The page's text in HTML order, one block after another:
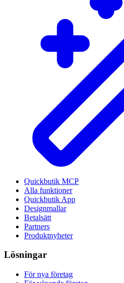
Quickbutik MCP
Alla funktioner
Quickbutik App
Designmallar
Betalsätt
Partners
Produktnyheter
Lösningar
För nya företag